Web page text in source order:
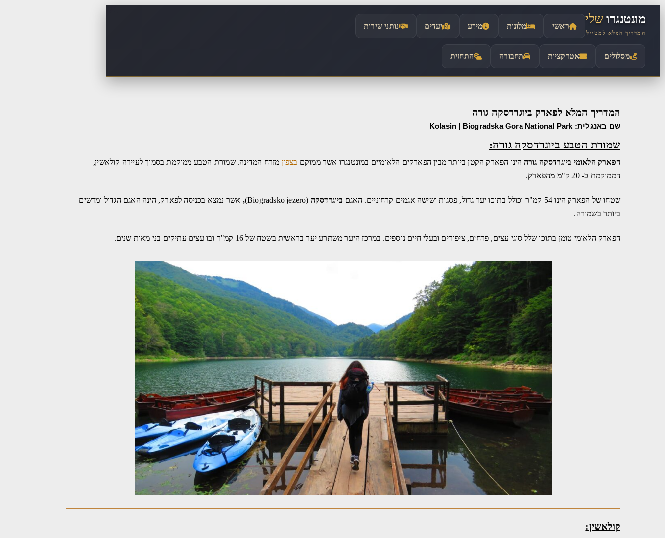
לתוכן
מונטנגרושלי
המדריך המלא למטייל
ראשי מלונות מידע יעדים נותני שירות
מסלולים אטרקציות תחבורה התחזית
המדריך המלא לפארק ביוגרדסקה גורה
שם באנגלית: Kolasin | Biogradska Gora National Park
שמורת הטבע ביוגרדסקה גורה:
הפארק הלאומי ביוגרדסקה גורה הינו הפארק הקטן ביותר מבין הפארקים הלאומיים במונטנגרו אשר ממוקם בצפון מזרח המדינה. שמורת הטבע ממוקמת בסמוך לעיירה קולאשין,
הממוקמת כ- 20 ק"מ מהפארק.
שטחו של הפארק הינו 54 קמ"ר וכולל בתוכו יער גדול, פסגות ושישה אגמים קרחוניים. האגם ביוגרדסקה (Biogradsko jezero)
, אשר נמצא בכניסה לפארק, הינה האגם הגדול ומרשים
ביותר בשמורה.
הפארק הלאומי טומן בתוכו שלל סוגי עצים, פרחים, ציפורים ובעלי חיים נוספים. במרכז היער משתרע יער בראשית בשטח של 16 קמ"ר ובו עצים עתיקים בני מאות שנים.
קולאשין: